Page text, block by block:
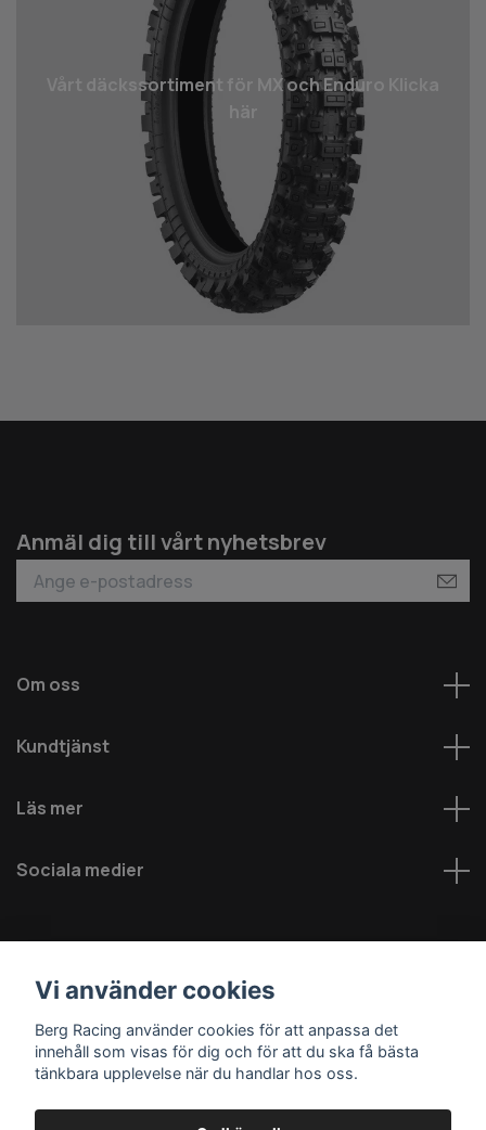
Vårt däcks­sortiment för MX och Enduro Klicka
Anmäl dig till vårt nyhetsbrev
Om oss
Kundtjänst
Läs mer
Sociala medier
© 2026 Berg MC AB - Alla rättigheter reserverade
Vi använder cookies
Berg Racing använder cookies för att anpassa det
innehåll som visas för dig och för att du ska få bästa
tänkbara upplevelse när du handlar hos oss.